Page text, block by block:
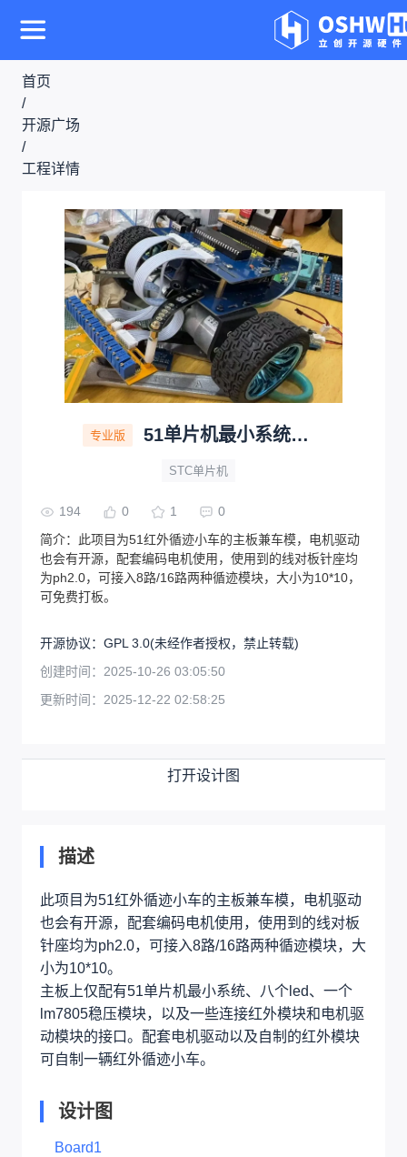
首页
/
开源广场
/
工程详情
专业版 51单片机最小系统板与稳压模块（11.1v——5v)
STC单片机
194 0 1
0
简介： 此项目为51红外循迹小车的主板兼车模，电机驱动
也会有开源，配套编码电机使用，使用到的线对板针座均
为ph2.0，可接入8路/16路两种循迹模块，大小为10*10，
可免费打板。
开源协议： GPL 3.0(未经作者授权，禁止转载)
创建时间： 2025-10-26 03:05:50
更新时间： 2025-12-22 02:58:25
打开设计图
描述
此项目为51红外循迹小车的主板兼车模，电机驱动
也会有开源，配套编码电机使用，使用到的线对板
针座均为ph2.0，可接入8路/16路两种循迹模块，大
小为10*10。
主板上仅配有51单片机最小系统、八个led、一个
lm7805稳压模块，以及一些连接红外模块和电机驱
动模块的接口。配套电机驱动以及自制的红外模块
可自制一辆红外循迹小车。
设计图
Board1